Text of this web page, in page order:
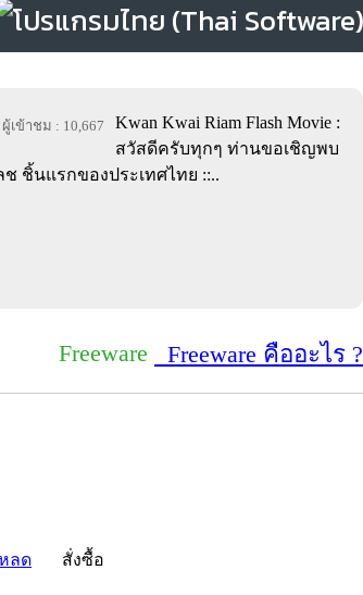
ผู้เข้าชม : 10,667
Kwan Kwai Riam Flash Movie :
สวัสดีครับทุกๆ ท่านขอเชิญพบ
ชิ้นแรกของประเทศไทย ::..
Freeware Freeware คืออะไร ?
ลด สั่งซื้อ